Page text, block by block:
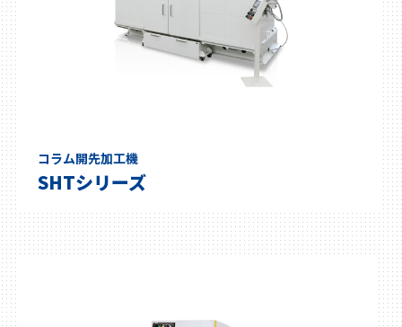
コラム開先加工機
SHTシリーズ